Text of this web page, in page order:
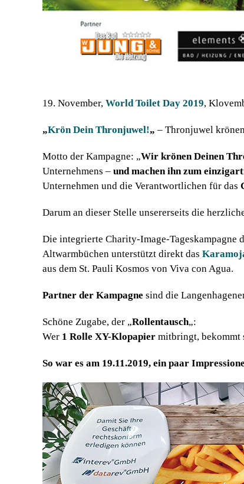
19. November, World Toilet Day 2019,
„Krön Dein Thronjuwel!„ – Thronjuwel
Motto der Kampagne: „Wir krönen Deinen
Unternehmens – und machen ihn zum
Unternehmen und die Verantwortlichen für das
Darum an dieser Stelle unsererseits die
Die integrierte Charity-Image-Tageskampagne
Altwarmbüchen unterstützt direkt das
aus dem St. Pauli Kosmos von Viva con Agua.
Partner der Kampagne sind die
Schöne Zugabe, der „Rollentausch„:
Wer 1 Rolle XY-Klopapier mitbringt, bekommt
So war es am 19.11.2019, ein paar